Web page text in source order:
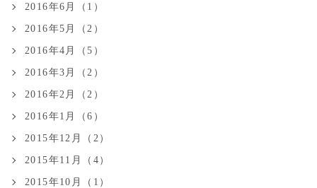
2016年6月（1）
2016年5月（2）
2016年4月（5）
2016年3月（2）
2016年2月（2）
2016年1月（6）
2015年12月（2）
2015年11月（4）
2015年10月（1）